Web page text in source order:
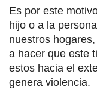
Es por este
hijo o a la
nuestros
a hacer que este
estos hacia el
genera violencia.